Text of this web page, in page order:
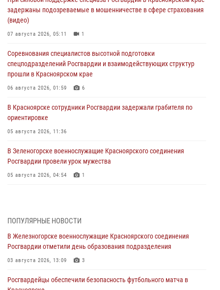
задержаны подозреваемые в мошенничестве в сфере страхования
(видео)
07 августа 2026, 05:11 1
Соревнования специалистов высотной подготовки
спецподразделений Росгвардии и взаимодействующих структур
прошли в Красноярском крае
06 августа 2026, 01:59 6
В Красноярске сотрудники Росгвардии задержали грабителя по
ориентировке
05 августа 2026, 11:36
В Зеленогорске военнослужащие Красноярского соединения
Росгвардии провели урок мужества
05 августа 2026, 04:54 1
05 августа 2026, 04:52 1
В Красноярске сотрудники вневедомственной охраны Росгвардии
задержали подозреваемого в серии краж из гипермаркета
04 августа 2026, 09:57
Сотрудники Росгвардии обеспечили общественный порядок во
ПОПУЛЯРНЫЕ НОВОСТИ
В Железногорске военнослужащие Красноярского соединения
Росгвардии отметили день образования подразделения
03 августа 2026, 13:09 3
Росгвардейцы обеспечили безопасность футбольного матча в